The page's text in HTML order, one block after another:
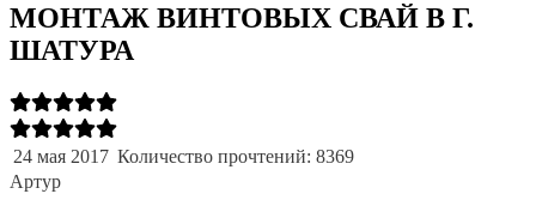
МОНТАЖ ВИНТОВЫХ СВАЙ В Г.
ШАТУРА
24 мая 2017 Количество прочтений: 8369
Артур